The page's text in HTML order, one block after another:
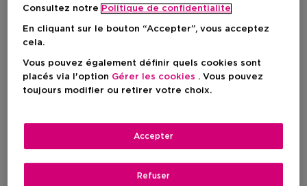
Choisissez votre format
6,8 ML En stock
6,8 ML
Consultez notre Politique de confidentialite
En cliquant sur le bouton “Accepter”, vous acceptez
cela.
Vous pouvez également définir quels cookies sont
placés via l'option Gérer les cookies . Vous pouvez
toujours modifier ou retirer votre choix.
Refuser
Accepter